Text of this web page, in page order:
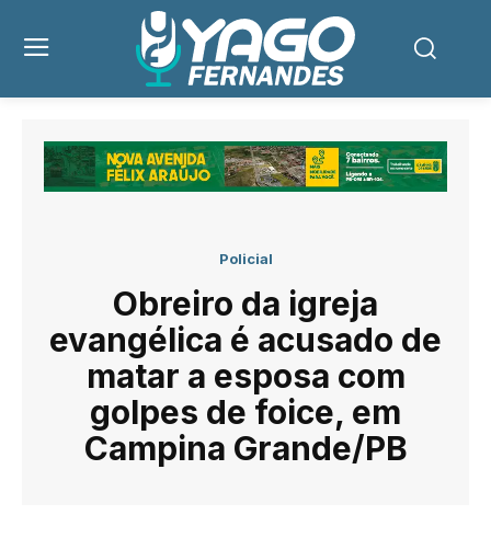
Policial
Obreiro da igreja
evangélica é acusado de
matar a esposa com
golpes de foice, em
Campina Grande/PB